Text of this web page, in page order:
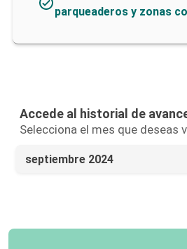
parqueaderos y zonas
Accede al historial de
Selecciona el mes que deseas